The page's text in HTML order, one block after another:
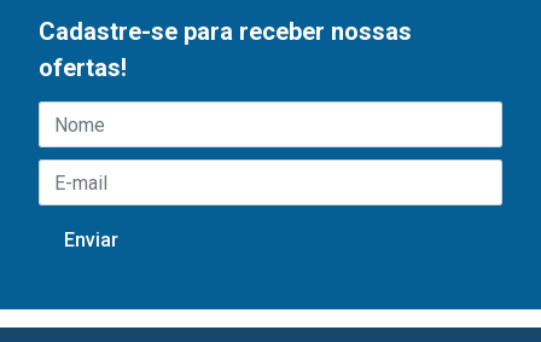
Cadastre-se para receber nossas
ofertas!